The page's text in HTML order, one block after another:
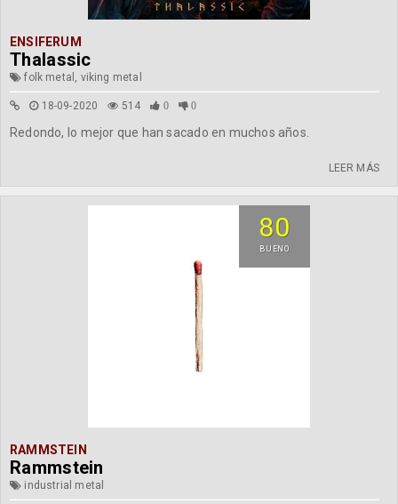
ENSIFERUM
Thalassic
folk metal, viking metal
18-09-2020 514 0 0
Redondo, lo mejor que han sacado en muchos años.
LEER MÁS
80
BUENO
RAMMSTEIN
Rammstein
industrial metal